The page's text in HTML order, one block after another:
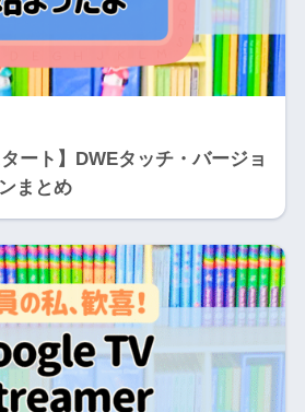
タート】DWEタッチ・バージョ
まとめ